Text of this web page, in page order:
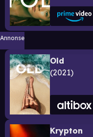
Annonse
Old
2021
Krypton